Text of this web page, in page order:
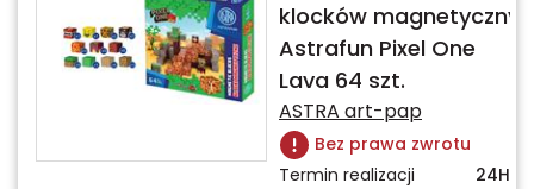
klocków
Astrafun Pixel One
Lava 64 szt.
ASTRA art-pap
Bez prawa zwrotu
Termin realizacji
24H